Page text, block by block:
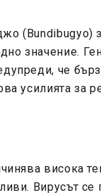
(Bundibugyo)
значение.
че
усилията за
висока
Вирусът се